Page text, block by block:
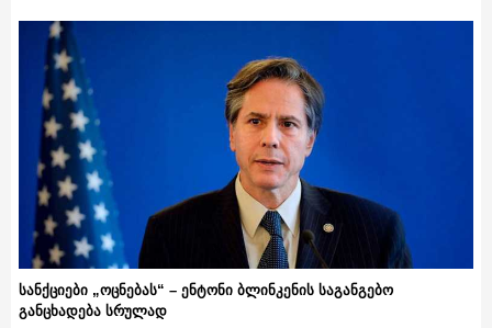
სანქციები „ოცნებას“ – ენტონი ბლინკენის საგანგებო
განცხადება სრულად